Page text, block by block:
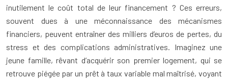
inutilement le coût total de leur financement ? Ces erreurs,
souvent dues à une méconnaissance des mécanismes
financiers, peuvent entraîner des milliers d’euros de pertes, du
stress et des complications administratives. Imaginez une
jeune famille, rêvant d’acquérir son premier logement, qui se
retrouve piégée par un prêt à taux variable mal maîtrisé, voyant